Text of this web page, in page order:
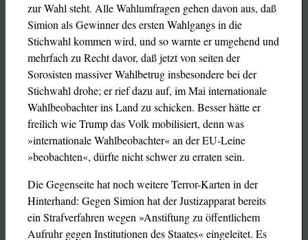
zur Wahl steht. Alle Wahlumfragen gehen davon aus, daß
Simion als Gewinner des ersten Wahlgangs in die
Stichwahl kommen wird, und so warnte er umgehend und
mehrfach zu Recht davor, daß jetzt von seiten der
Sorosisten massiver Wahlbetrug insbesondere bei der
Stichwahl drohe; er rief dazu auf, im Mai internationale
Wahlbeobachter ins Land zu schicken. Besser hätte er
freilich wie Trump das Volk mobilisiert, denn was
»internationale Wahlbeobachter« an der EU-Leine
»beobachten«, dürfte nicht schwer zu erraten sein.
Die Gegenseite hat noch weitere Terror-Karten in der
Hinterhand: Gegen Simion hat der Justizapparat bereits
ein Strafverfahren wegen »Anstiftung zu öffentlichem
Aufruhr gegen Institutionen des Staates« eingeleitet. Es